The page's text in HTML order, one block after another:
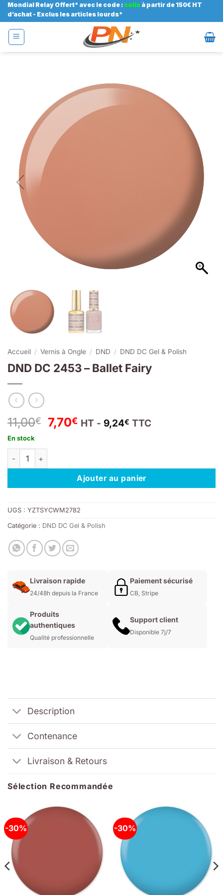
Passer
au
contenu
Mondial Relay Offert* avec le code : colis à partir de 150€ HT
d’achat - Exclus les articles lourds*
Accueil / Vernis à Ongle / DND / DND DC Gel & Polish
DND DC 2453 – Ballet Fairy
11,00€
Le
prix
11,00€.
7,70€Le
7,70€.
HT - 9,24€ TTC
En stock
quantité de DND DC 2453 - Ballet Fairy
Ajouter au panier
UGS : YZTSYCWM2782
Catégorie : DND DC Gel & Polish
Livraison rapide
24/48h depuis la France
Paiement sécurisé
CB, Stripe
Produits
authentiques
Qualité professionnelle
Support client
Disponible 7j/7
Description
Contenance
Livraison & Retours
Sélection Recommandée
-30% -30%